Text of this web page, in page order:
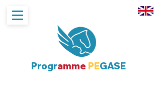
Programme PEGASE